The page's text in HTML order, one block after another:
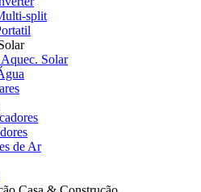
split
Solar
de Ar